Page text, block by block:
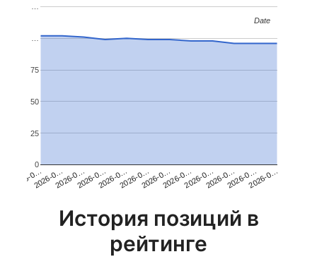
2026-0…2026-0…2026-0…2026-0…2026-0…2026-0…2026-0…2026-0…2026-0…2026-0…2026-0…2026-0…
0
25
50
75
…
…
Date
Date
История позиций в
рейтинге